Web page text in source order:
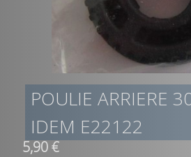
POULIE ARRIERE
IDEM E22122
5,90 €